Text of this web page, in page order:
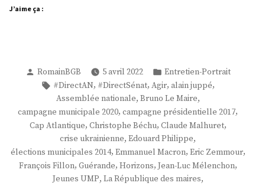
J’aime ça :
Publié
par
RomainBGB 5 avril 2022
Publié
dans
Entretien-Portrait
Étiquettes :
#DirectAN, #DirectSénat, Agir, alain juppé,
Assemblée nationale, Bruno Le Maire,
campagne municipale 2020, campagne présidentielle 2017,
Cap Atlantique, Christophe Béchu, Claude Malhuret,
crise ukrainienne, Edouard Philippe,
élections municipales 2014, Emmanuel Macron, Eric Zemmour,
François Fillon, Guérande, Horizons, Jean-Luc Mélenchon,
Jeunes UMP, La République des maires,